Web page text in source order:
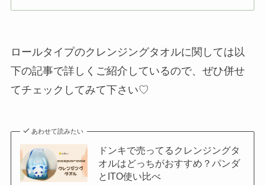
ロールタイプのクレンジングタオルに関しては以
下の記事で詳しくご紹介しているので、ぜひ併せ
てチェックしてみて下さい♡
あわせて読みたい
ドンキで売ってるクレンジングタ
オルはどっちがおすすめ？パンダ
とITO使い比べ